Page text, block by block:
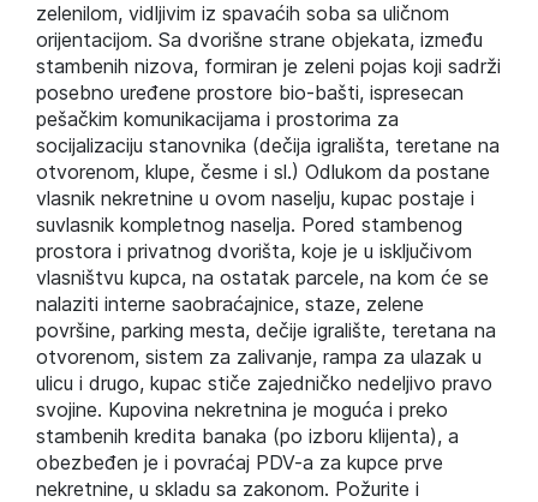
zelenilom, vidljivim iz spavaćih soba sa uličnom
orijentacijom. Sa dvorišne strane objekata, između
stambenih nizova, formiran je zeleni pojas koji sadrži
posebno uređene prostore bio-bašti, ispresecan
pešačkim komunikacijama i prostorima za
socijalizaciju stanovnika (dečija igrališta, teretane na
otvorenom, klupe, česme i sl.) Odlukom da postane
vlasnik nekretnine u ovom naselju, kupac postaje i
suvlasnik kompletnog naselja. Pored stambenog
prostora i privatnog dvorišta, koje je u isključivom
vlasništvu kupca, na ostatak parcele, na kom će se
nalaziti interne saobraćajnice, staze, zelene
površine, parking mesta, dečije igralište, teretana na
otvorenom, sistem za zalivanje, rampa za ulazak u
ulicu i drugo, kupac stiče zajedničko nedeljivo pravo
svojine. Kupovina nekretnina je moguća i preko
stambenih kredita banaka (po izboru klijenta), a
obezbeđen je i povraćaj PDV-a za kupce prve
nekretnine, u skladu sa zakonom. Požurite i